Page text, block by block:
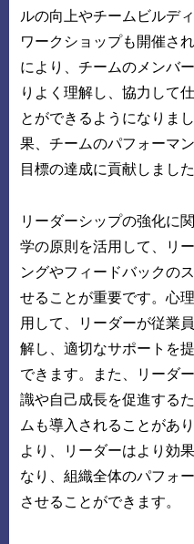
ルの向上やチームビルデ
ワークショップも開催さ
により、チームのメンバ
りよく理解し、協力して
とができるようになりま
果、チームのパフォーマ
目標の達成に貢献しました
リーダーシップの強化に
学の原則を活用して、リ
ングやフィードバックの
せることが重要です。心
用して、リーダーが従業
解し、適切なサポートを
できます。また、リーダ
識や自己成長を促進する
ムも導入されることがあ
より、リーダーはより効
なり、組織全体のパフォ
させることができます。